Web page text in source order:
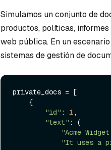
Simulamos un conjunto de
productos, políticas,
web pública. En un
sistemas de gestión de
private_docs = [
"id" : 1,
"text" : (
"Acme
"It uses a